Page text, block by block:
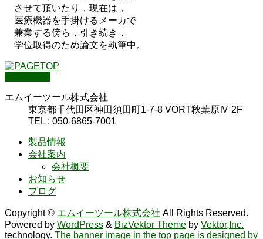
させて頂いたり，現在は，
医療機器を手掛けるメーカで
兼業する傍ら，引き続き，
学位取得のため論文を執筆中。
エムイーツール株式会社
東京都千代田区神田須田町1-7-8 VORT秋葉原Ⅳ 2F
TEL : 050-6865-7001
製品情報
会社案内
会社概要
お知らせ
ブログ
Copyright © エムイーツール株式会社 All Rights Reserved.
Powered by WordPress & BizVektor Theme by Vektor,Inc.
technology. The banner image in the top page is designed by